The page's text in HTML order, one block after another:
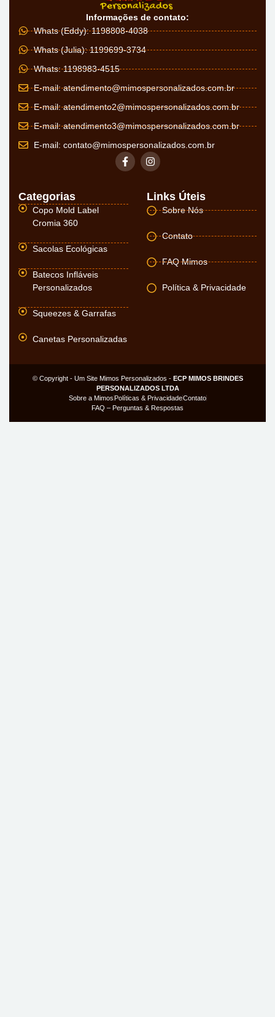
Informações de contato:
Whats (Eddy): 1198808-4038
Whats (Julia): 1199699-3734
Whats: 1198983-4515
E-mail:atendimento@mimospersonalizados.com.br
E-mail:atendimento2@mimospersonalizados.com.br
E-mail:atendimento3@mimospersonalizados.com.br
E-mail: contato@mimospersonalizados.com.br
Categorias
Copo Mold Label
Cromia 360
Sacolas Ecológicas
Batecos Infláveis
Personalizados
Squeezes & Garrafas
Canetas Personalizadas
Links Úteis
Sobre Nós
Contato
FAQ Mimos
Política & Privacidade
© Copyright - Um Site Mimos Personalizados - ECP MIMOS BRINDES
PERSONALIZADOS LTDA
Sobre a Mimos Políticas & PrivacidadeContato
FAQ – Perguntas & Respostas